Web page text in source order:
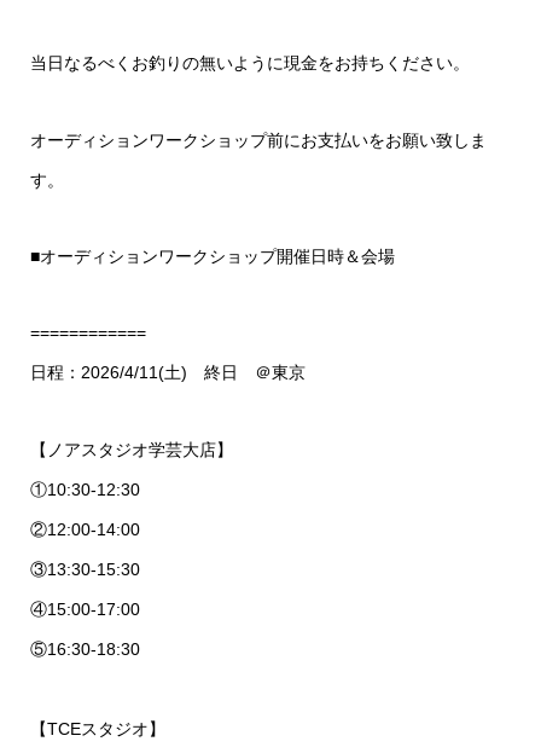
当日なるべくお釣りの無いように現金をお持ちください。
オーディションワークショップ前にお支払いをお願い致しま
す。
■オーディションワークショップ開催日時＆会場
============
日程：2026/4/11(土) 終日 ＠東京
【ノアスタジオ学芸大店】
①10:30-12:30
②12:00-14:00
③13:30-15:30
④15:00-17:00
⑤16:30-18:30
【TCEスタジオ】